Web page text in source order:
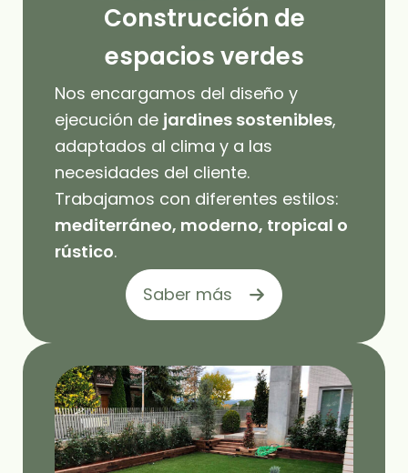
Construcción de
espacios verdes
Nos encargamos del diseño y
ejecución de jardines sostenibles,
adaptados al clima y a las
necesidades del cliente.
Trabajamos con diferentes estilos:
mediterráneo, moderno, tropical o
rústico.
Saber más